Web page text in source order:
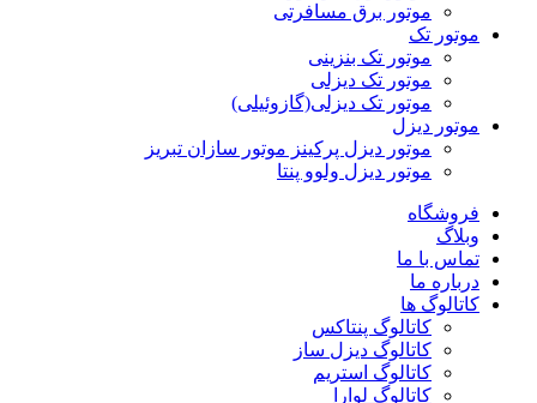
موتور برق مسافرتی
موتور تک
موتور تک بنزینی
موتور تک دیزلی
موتور تک دیزلی(گازوئیلی)
موتور دیزل
موتور دیزل پرکینز موتور سازان تبریز
موتور دیزل ولوو پنتا
فروشگاه
وبلاگ
تماس با ما
درباره ما
کاتالوگ ها
کاتالوگ پنتاکس
کاتالوگ دیزل ساز
کاتالوگ استریم
کاتالوگ لوارا